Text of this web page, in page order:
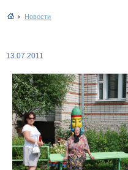
Новости
13.07.2011